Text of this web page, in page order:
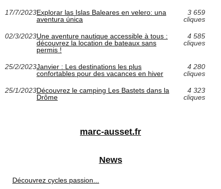
17/7/2023Explorar las Islas Baleares en velero: una
aventura única
3 659
cliques
02/3/2023Une aventure nautique accessible à tous :
découvrez la location de bateaux sans
permis !
4 585
cliques
25/2/2023Janvier : Les destinations les plus
confortables pour des vacances en hiver
4 280
cliques
25/1/2023Découvrez le camping Les Bastets dans la
Drôme
4 323
cliques
marc-ausset.fr
News
Découvrez cycles passion...